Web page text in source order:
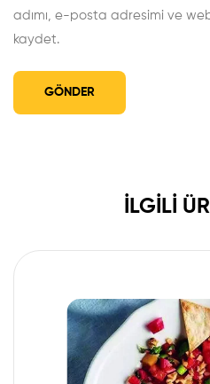
adımı, e-posta adresimi ve
kaydet.
İLGILI